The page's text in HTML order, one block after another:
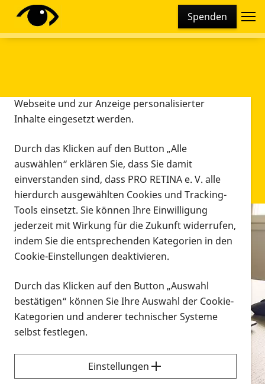
Spenden
Infomaterial
Infomaterial
Vorlesen
Alle Infomaterialien in verschiedenen
Formaten an einem Ort
Sie möchten wissen, wie Sie nach Infonmaterial
suchen und dieses bestellen bzw. herunterladen
Diese Webseite setzt verschiedene Cookies und
Tracking-Tools ein. Dies beinhaltet Cookies und
Webseite und zur Anzeige personalisierter
Inhalte eingesetzt werden.
Durch das Klicken auf den Button „Alle
auswählen“ erklären Sie, dass Sie damit
einverstanden sind, dass PRO RETINA e. V. alle
hierdurch ausgewählten Cookies und Tracking-
Tools einsetzt. Sie können Ihre Einwilligung
jederzeit mit Wirkung für die Zukunft widerrufen,
indem Sie die entsprechenden Kategorien in den
Cookie-Einstellungen deaktivieren.
Durch das Klicken auf den Button „Auswahl
bestätigen“ können Sie Ihre Auswahl der Cookie-
Kategorien und anderer technischer Systeme
selbst festlegen.
Einstellungen